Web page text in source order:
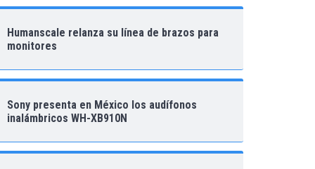
Humanscale relanza su línea de brazos para
monitores
Sony presenta en México los audífonos
inalámbricos WH-XB910N